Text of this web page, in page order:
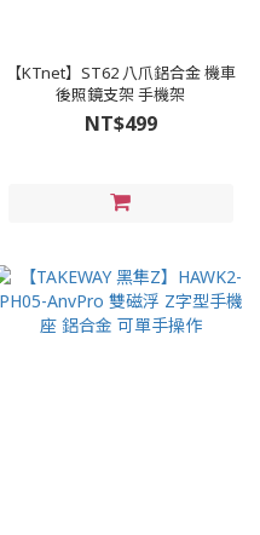
【KTnet】ST62 八爪鋁合金 機車
後照鏡支架 手機架
NT$499